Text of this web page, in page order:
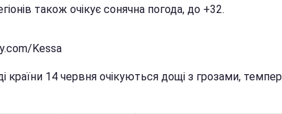
також очікує сонячна погода, до +32.
Kessa
країни 14 червня очікуються дощі з грозами,